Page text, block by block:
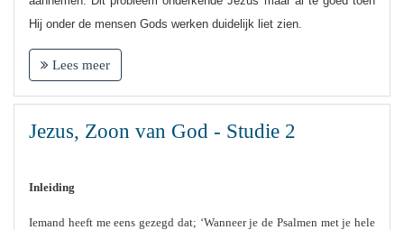
Hij onder de mensen Gods werken duidelijk liet zien.
Lees meer
Jezus, Zoon van God - Studie 2
Inleiding
Iemand heeft me eens gezegd dat; ‘Wanneer je de Psalmen met je hele